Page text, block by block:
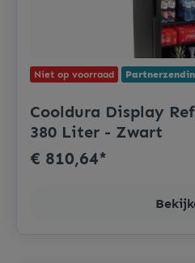
Niet op voorraad
Cooldura Display
380 Liter - Zwart
€ 810,64*